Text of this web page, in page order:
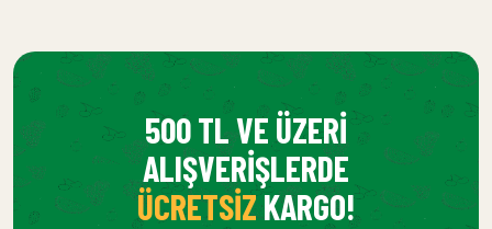
500 TL VE ÜZERI
ALIŞVERIŞLERDE
ÜCRETSIZKARGO!